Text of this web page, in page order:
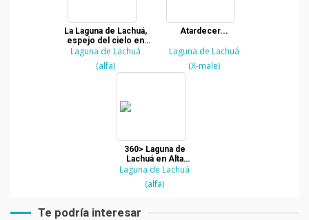
La Laguna de Lachuá,
espejo del cielo en
Guatemala
Laguna de Lachuá
(alfa)
Atardecer...
Laguna de Lachuá
(X-male)
360> Laguna de
Lachuá en Alta
Verapaz, Guatemala
Laguna de Lachuá
(alfa)
Te podría interesar